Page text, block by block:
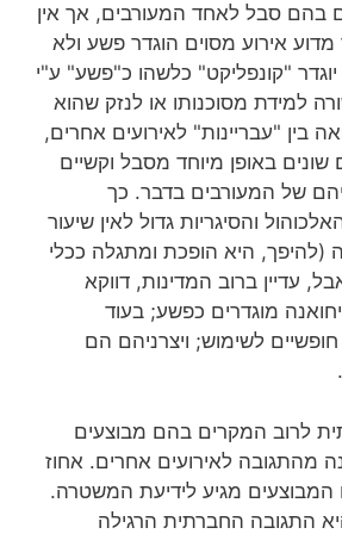
בהם סבל לאחד המעורבים, אך אין
מדוע אירוע מסוים הוגדר פשע ולא
"קונפליקט" כלשהו כ"פשע" ע"י
למידת מסוכנותו או לנזק שהוא
בין "עבריינות" לאירועים אחרים,
באופן מיוחד מסבל וקשיים
של המעורבים בדבר. כך
והסיגריות גדול לאין שיעור
(להיפך, היא הופכת ומתגלה ככלי
עדיין ברוב המדינות, דווקא
מוגדרים כפשע; בעוד
חופשיים לשימוש; ויצרניהם הם
לרוב המקרים בהם מבוצעים
מהתגובה לאירועים אחרים. אחוז
מגיע לידיעת המשטרה.
התגובה החברתית הרגילה